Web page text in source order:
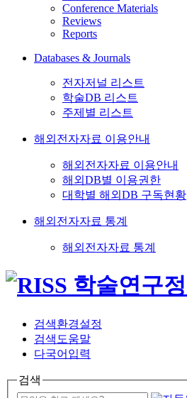
Conference Materials
Reviews
Reports
Databases & Journals
전자저널 리스트
학술DB 리스트
주제별 리스트
해외전자자료 이용안내
해외전자자료 이용안내
해외DB별 이용권한
대학별 해외DB 구독현황
해외전자자료 통계
해외전자자료 통계
검색환경설정
검색도움말
다국어입력
검색